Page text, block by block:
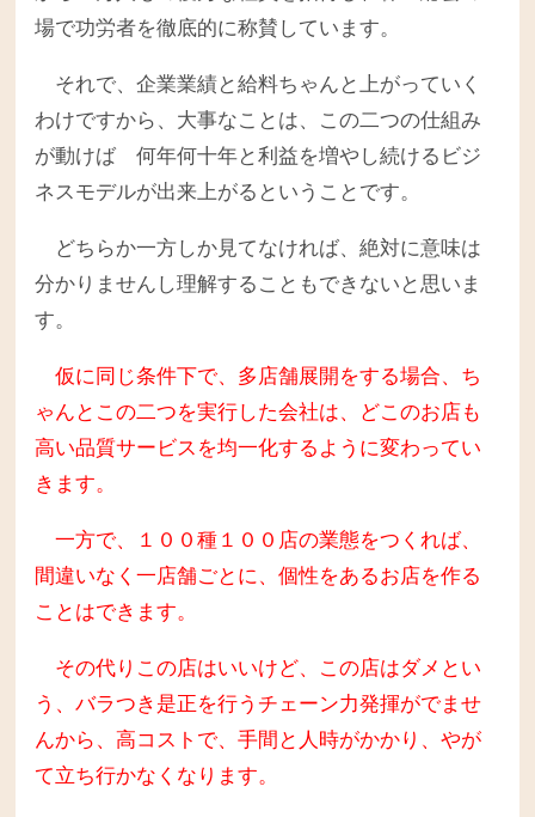
場で功労者を徹底的に称賛しています。
それで、企業業績と給料ちゃんと上がっていく
わけですから、大事なことは、この二つの仕組み
が動けば 何年何十年と利益を増やし続けるビジ
ネスモデルが出来上がるということです。
どちらか一方しか見てなければ、絶対に意味は
分かりませんし理解することもできないと思いま
す。
仮に同じ条件下で、多店舗展開をする場合、ち
ゃんとこの二つを実行した会社は、どこのお店も
高い品質サービスを均一化するように変わってい
きます。
一方で、１００種１００店の業態をつくれば、
間違いなく一店舗ごとに、個性をあるお店を作る
ことはできます。
その代りこの店はいいけど、この店はダメとい
う、バラつき是正を行うチェーン力発揮がでませ
んから、高コストで、手間と人時がかかり、やが
て立ち行かなくなります。